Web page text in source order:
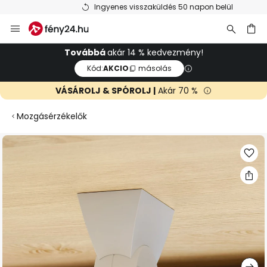
Ingyenes visszaküldés 50 napon belül
Ugrás
a
tartalomhozTovábbáakár 14 % kedvezmény!
Kód:AKCIO másolás
VÁSÁROLJ & SPÓROLJ | Akár 70 %
Mozgásérzékelők
Ugrás